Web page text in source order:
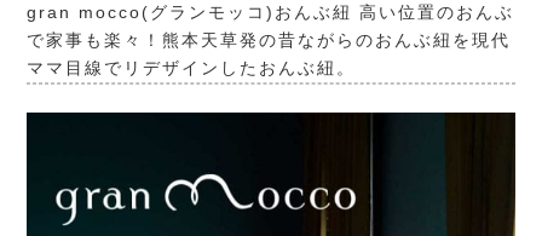
gran mocco(グランモッコ)おんぶ紐 高い位置のおんぶ
で家事も楽々！熊本天草発の昔ながらのおんぶ紐を現代
ママ目線でリデザインしたおんぶ紐。